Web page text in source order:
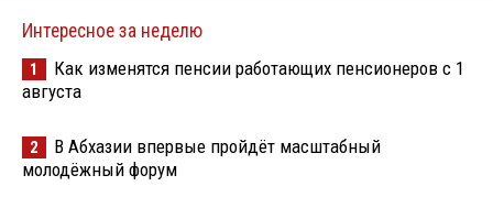
Интересное за неделю
1
Как изменятся пенсии работающих пенсионеров с 1
августа
2
В Абхазии впервые пройдёт масштабный
молодёжный форум